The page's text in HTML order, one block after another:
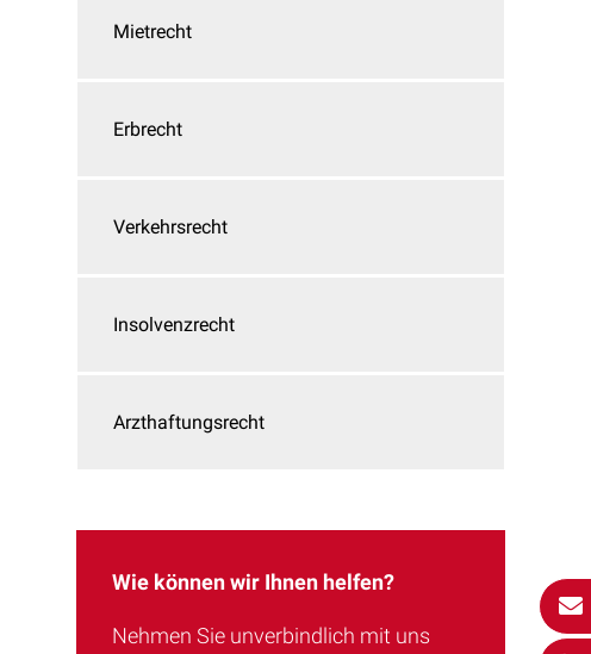
Mietrecht
Erbrecht
Verkehrsrecht
Insolvenzrecht
Arzthaftungsrecht
Wie können wir Ihnen helfen?
Nehmen Sie unverbindlich mit uns